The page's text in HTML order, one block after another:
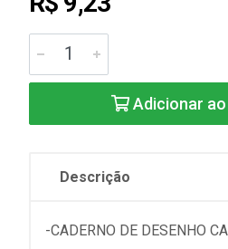
Adicionar
Descrição
-CADERNO DE DESENHO